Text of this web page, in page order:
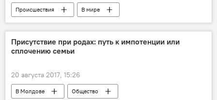
Происшествия
В мире
военный конфликт в Сирии
обстрел
международная выставка
Присутствие при родах: путь к импотенции или
сплочению семьи
20 августа 2017, 15:26
В Молдове
Общество